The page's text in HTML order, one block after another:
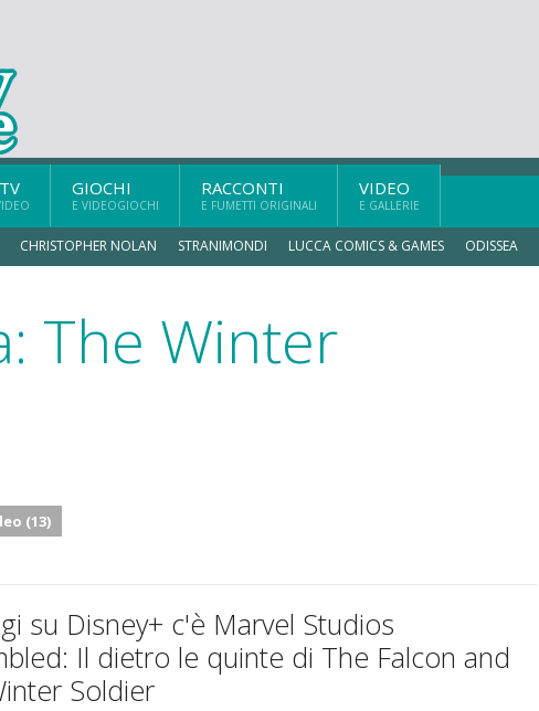
GIOCHI
E VIDEOGIOCHI
RACCONTI
E FUMETTI ORIGINALI
VIDEO
E GALLERIE
CHRISTOPHER NOLAN STRANIMONDI LUCCA COMICS & GAMES ODISSEA
The Winter
(13)
su Disney+ c'è Marvel Studios
Il dietro le quinte di The Falcon and
Soldier